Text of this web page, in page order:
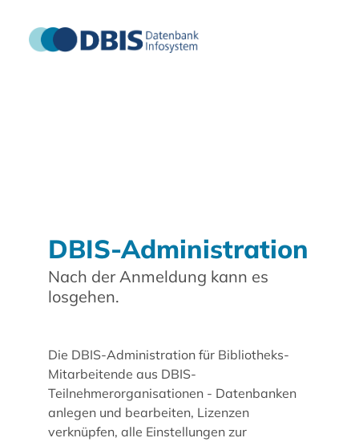
DBIS-Administration
Nach der Anmeldung kann es
losgehen.
Die DBIS-Administration für Bibliotheks-
Mitarbeitende aus DBIS-
Teilnehmerorganisationen - Datenbanken
anlegen und bearbeiten, Lizenzen
verknüpfen, alle Einstellungen zur